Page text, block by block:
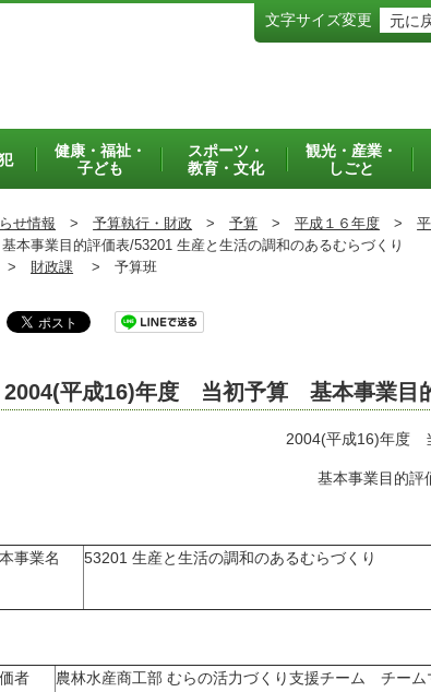
文字サイズ変更 元に
健康・福祉・
子ども
スポーツ・
教育・文化
観光・産業・
しごと
せ情報 > 予算執行・財政 > 予算 > 平成１６年度 >
事業目的評価表/53201 生産と生活の調和のあるむらづくり
> 財政課 > 予算班
2004(平成16)年度 当初予算 基本事業目
2004(平成16)年度
基本事業目的評
事業名 53201 生産と生活の調和のあるむらづくり
者 農林水産商工部 むらの活力づくり支援チーム チー